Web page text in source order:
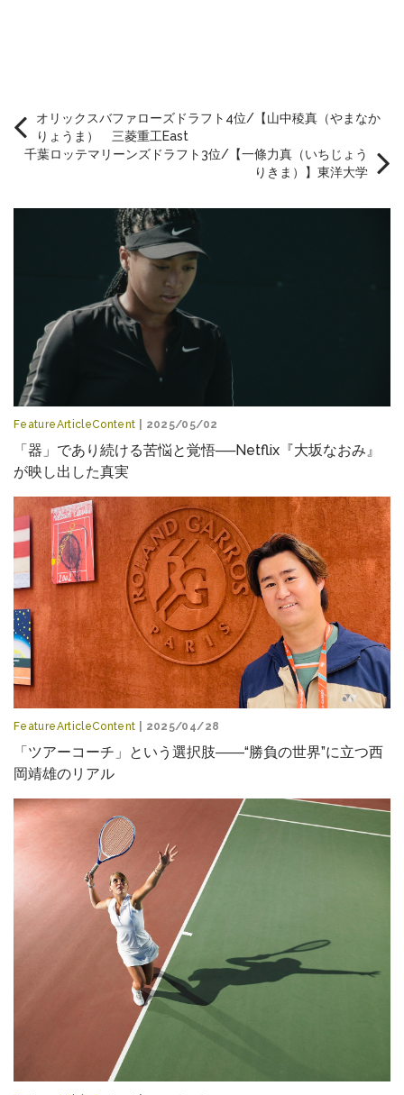
オリックスバファローズドラフト4位/【山中稜真（やまなか
りょうま） 三菱重工East
千葉ロッテマリーンズドラフト3位/【一條力真（いちじょう
りきま）】東洋大学
FeatureArticleContent | 2025/05/02
「器」であり続ける苦悩と覚悟──Netflix『大坂なおみ』
が映し出した真実
FeatureArticleContent | 2025/04/28
「ツアーコーチ」という選択肢――“勝負の世界”に立つ西
岡靖雄のリアル